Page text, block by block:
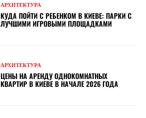
АРХИТЕКТУРА
КУДА ПОЙТИ С РЕБЕНКОМ В КИЕВЕ: ПАРКИ С
ЛУЧШИМИ ИГРОВЫМИ ПЛОЩАДКАМИ
АРХИТЕКТУРА
ЦЕНЫ НА АРЕНДУ ОДНОКОМНАТНЫХ
КВАРТИР В КИЕВЕ В НАЧАЛЕ 2026 ГОДА